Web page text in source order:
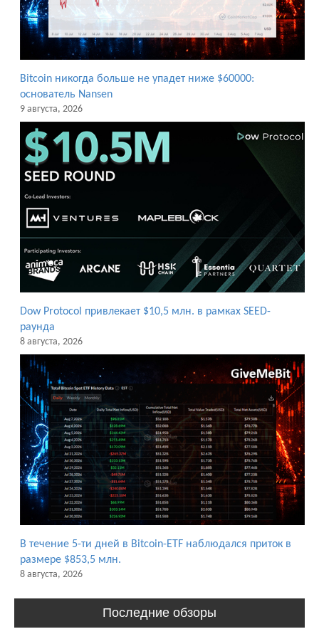
Bitcoin никогда больше не упадет ниже $60000:
основатель Nansen
9 августа, 2026
Dow Protocol привлекает $10,5 млн. в рамках SEED-
раунда
8 августа, 2026
В течение 5-ти дней в Bitcoin-ETF наблюдался приток в
размере $853,5 млн.
8 августа, 2026
Последние обзоры